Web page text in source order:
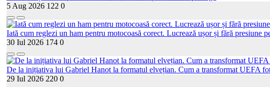
5 Aug 2026 122 0
Iată cum reglezi un ham pentru motocoasă corect. Lucrează ușor și fără presiune
30 Iul 2026 174 0
De la inițiativa lui Gabriel Hanot la formatul elvețian. Cum a transformat UEFA
29 Iul 2026 220 0